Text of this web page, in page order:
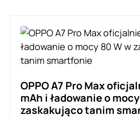
OPPO A7 Pro Max
mAh i ładowanie o
zaskakująco tanim